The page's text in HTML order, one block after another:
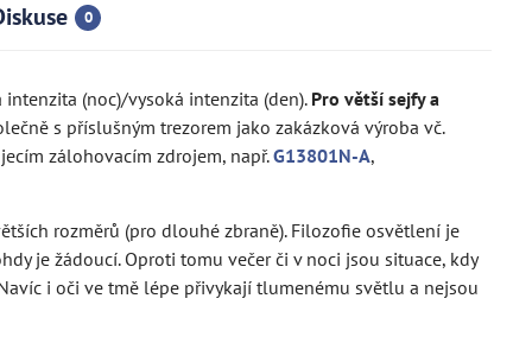
0
(noc)/vysoká intenzita (den). Pro větší sejfy a
s příslušným trezorem jako zakázková výroba vč.
zálohovacím zdrojem, např.G13801N-A,
rozměrů (pro dlouhé zbraně). Filozofie osvětlení je
je žádoucí. Oproti tomu večer či v noci jsou situace, kdy
i oči ve tmě lépe přivykají tlumenému světlu a nejsou